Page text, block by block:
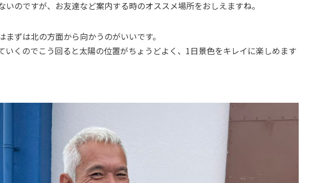
いのですが、お友達など案内する時のオススメ場所をおしえますね。
ずは北の方面から向かうのがいいです。
いくのでこう回ると太陽の位置がちょうどよく、1日景色をキレイに楽しめます